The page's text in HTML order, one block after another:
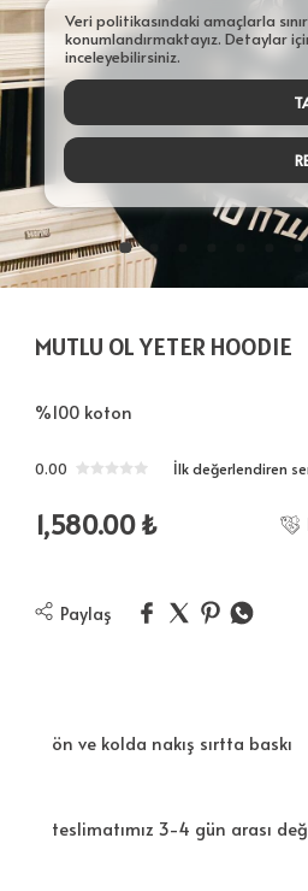
MUTLU OL YETER HOODIE
%100 koton
0.00 İlk değerlendiren
1,580.00₺
Paylaş
ön ve kolda nakış sırtta baskı
teslimatımız 3-4 gün arası
Veri politikasındaki amaçlarla
konumlandırmaktayız. Detaylar
inceleyebilirsiniz.